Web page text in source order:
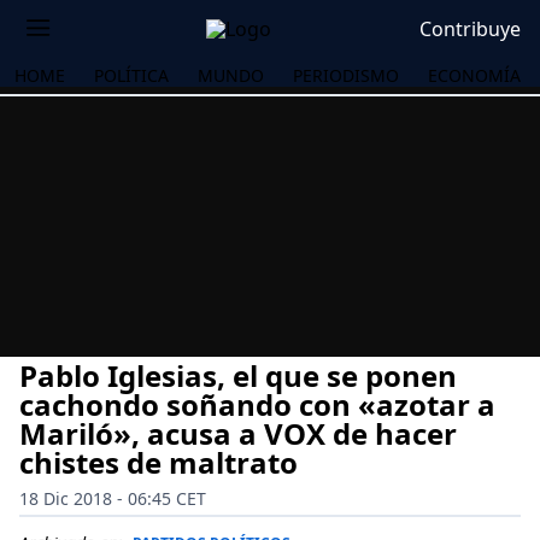
Contribuye
HOME POLÍTICA MUNDO PERIODISMO ECONOMÍA
Pablo Iglesias, el que se ponen
cachondo soñando con «azotar a
Mariló», acusa a VOX de hacer
chistes de maltrato
18 Dic 2018 - 06:45 CET